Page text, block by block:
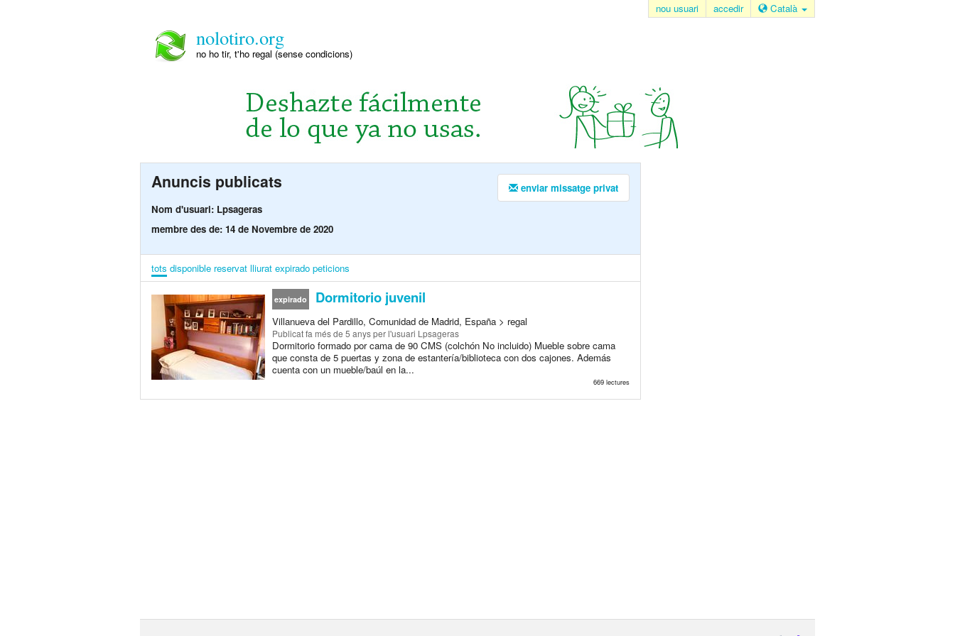
nou usuari accedir Català
nolotiro.org
no ho tir, t'ho regal (sense condicions)
enviar missatge privat
Anuncis publicats
Nom d'usuari: Lpsageras
membre des de: 14 de Novembre de 2020
tots disponible reservat lliurat expirado peticions
expirado Dormitorio juvenil
Villanueva del Pardillo, Comunidad de Madrid, España > regal
Publicatfa més de 5 anysper l'usuari Lpsageras
Dormitorio formado por cama de 90 CMS (colchón No incluido) Mueble sobre cama
que consta de 5 puertas y zona de estantería/biblioteca con dos cajones. Además
cuenta con un mueble/baúl en la...
669 lectures